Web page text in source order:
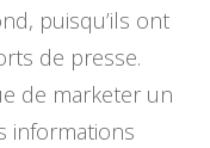
puisqu’ils ont
de presse.
de marketer un
informations